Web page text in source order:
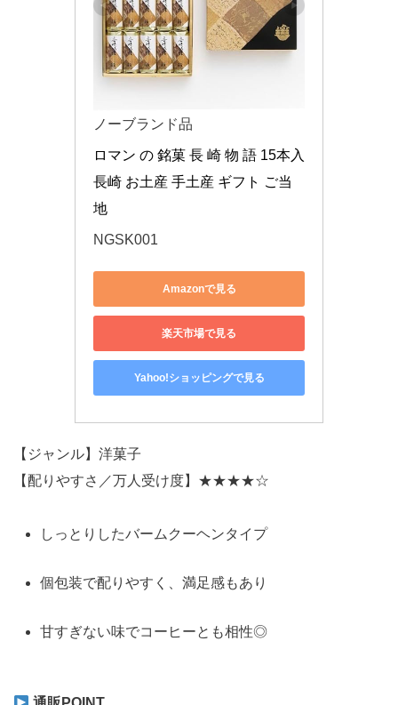
ノーブランド品
ロマン の 銘菓 長 崎 物 語 15本入
長崎 お土産 手土産 ギフト ご当
地
NGSK001
Amazonで見る
楽天市場で見る
Yahoo!ショッピングで見る
【ジャンル】洋菓子
【配りやすさ／万人受け度】★★★★☆
しっとりしたバームクーヘンタイプ
個包装で配りやすく、満足感もあり
甘すぎない味でコーヒーとも相性◎